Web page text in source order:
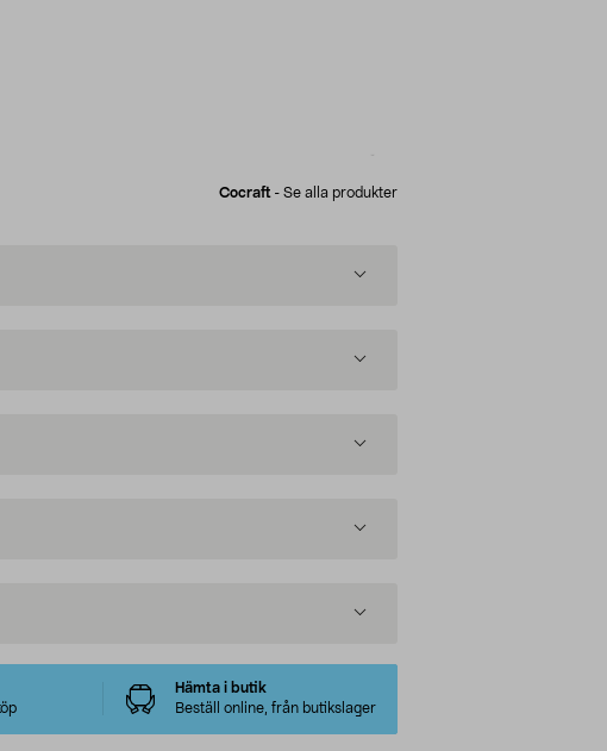
Cocraft - Se alla produkter
Hämta i butik
Beställ online, från butikslager